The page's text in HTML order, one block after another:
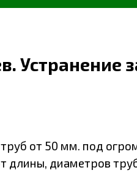
Устранение
от 50 мм. под
диаметров